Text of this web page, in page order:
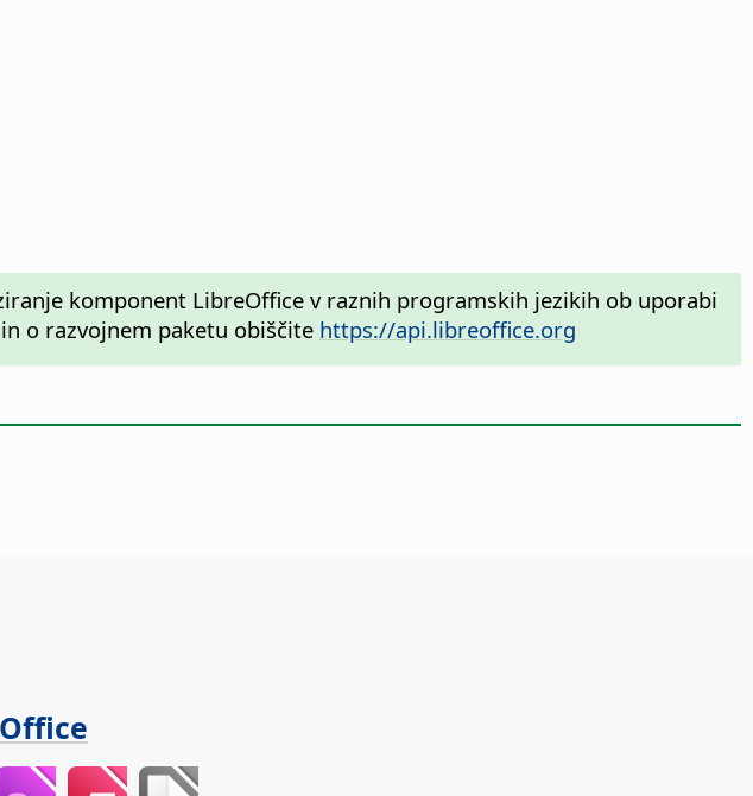
komponent LibreOffice v raznih programskih jezikih ob uporabi
o razvojnem paketu obiščite https://api.libreoffice.org